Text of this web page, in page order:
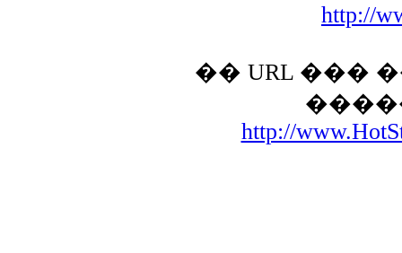
http://
�� URL
http://